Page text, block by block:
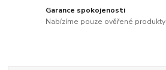
Garance spokojenosti
Nabízíme pouze ověřené produkty